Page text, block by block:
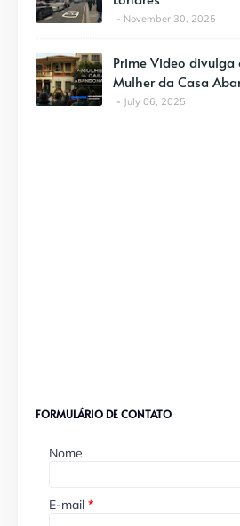
November 30, 2025
Prime Video
Mulher da Casa
July 06, 2025
FORMULÁRIO DE CONTATO
Nome
E-mail *